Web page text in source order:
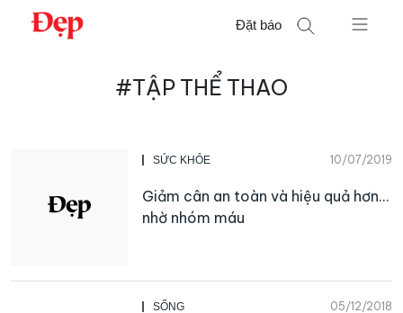
Chuyển
Đặt báo
#TẬP THỂ THAO
SỨC KHỎE 10/07/2019
Giảm cân an toàn và hiệu quả hơn…
nhờ nhóm máu
SỐNG 05/12/2018